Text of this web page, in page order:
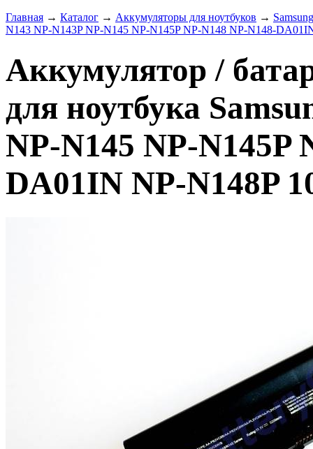
Главная → Каталог → Аккумуляторы для ноутбуков → Samsung
N143 NP-N143P NP-N145 NP-N145P NP-N148 NP-N148-
Аккумулятор /
для ноутбука
NP-N145 NP-N145P
DA01IN NP-N148P